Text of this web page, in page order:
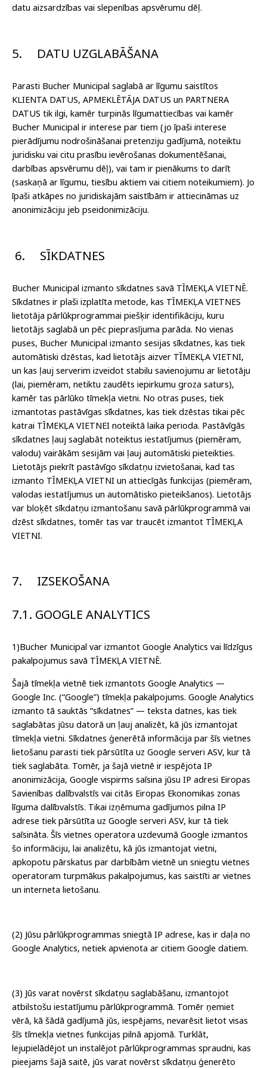
datu aizsardzības vai slepenības apsvērumu dēļ.
5. DATU UZGLABĀŠANA
Parasti Bucher Municipal saglabā ar līgumu saistītos
KLIENTA DATUS, APMEKLĒTĀJA DATUS un PARTNERA
DATUS tik ilgi, kamēr turpinās līgumattiecības vai kamēr
Bucher Municipal ir interese par tiem (jo īpaši interese
pierādījumu nodrošināšanai pretenziju gadījumā, noteiktu
juridisku vai citu prasību ievērošanas dokumentēšanai,
darbības apsvērumu dēļ), vai tam ir pienākums to darīt
(saskaņā ar līgumu, tiesību aktiem vai citiem noteikumiem). Jo
īpaši atkāpes no juridiskajām saistībām ir attiecināmas uz
anonimizāciju jeb pseidonimizāciju.
6. SĪKDATNES
Bucher Municipal izmanto sīkdatnes savā TĪMEKĻA VIETNĒ.
Sīkdatnes ir plaši izplatīta metode, kas TĪMEKĻA VIETNES
lietotāja pārlūkprogrammai piešķir identifikāciju, kuru
lietotājs saglabā un pēc pieprasījuma parāda. No vienas
puses, Bucher Municipal izmanto sesijas sīkdatnes, kas tiek
automātiski dzēstas, kad lietotājs aizver TĪMEKĻA VIETNI,
un kas ļauj serverim izveidot stabilu savienojumu ar lietotāju
(lai, piemēram, netiktu zaudēts iepirkumu groza saturs),
kamēr tas pārlūko tīmekļa vietni. No otras puses, tiek
izmantotas pastāvīgas sīkdatnes, kas tiek dzēstas tikai pēc
katrai TĪMEKĻA VIETNEI noteiktā laika perioda. Pastāvīgās
sīkdatnes ļauj saglabāt noteiktus iestatījumus (piemēram,
valodu) vairākām sesijām vai ļauj automātiski pieteikties.
Lietotājs piekrīt pastāvīgo sīkdatņu izvietošanai, kad tas
izmanto TĪMEKĻA VIETNI un attiecīgās funkcijas (piemēram,
valodas iestatījumus un automātisko pieteikšanos). Lietotājs
var bloķēt sīkdatņu izmantošanu savā pārlūkprogrammā vai
dzēst sīkdatnes, tomēr tas var traucēt izmantot TĪMEKĻA
VIETNI.
7. IZSEKOŠANA
7.1. GOOGLE ANALYTICS
1)Bucher Municipal var izmantot Google Analytics vai līdzīgus
pakalpojumus savā TĪMEKĻA VIETNĒ.
Šajā tīmekļa vietnē tiek izmantots Google Analytics —
Google Inc. (“Google”) tīmekļa pakalpojums. Google Analytics
izmanto tā sauktās “sīkdatnes” — teksta datnes, kas tiek
saglabātas jūsu datorā un ļauj analizēt, kā jūs izmantojat
tīmekļa vietni. Sīkdatnes ģenerētā informācija par šīs vietnes
lietošanu parasti tiek pārsūtīta uz Google serveri ASV, kur tā
tiek saglabāta. Tomēr, ja šajā vietnē ir iespējota IP
anonimizācija, Google vispirms saīsina jūsu IP adresi Eiropas
Savienības dalībvalstīs vai citās Eiropas Ekonomikas zonas
līguma dalībvalstīs. Tikai izņēmuma gadījumos pilna IP
adrese tiek pārsūtīta uz Google serveri ASV, kur tā tiek
saīsināta. Šīs vietnes operatora uzdevumā Google izmantos
šo informāciju, lai analizētu, kā jūs izmantojat vietni,
apkopotu pārskatus par darbībām vietnē un sniegtu vietnes
operatoram turpmākus pakalpojumus, kas saistīti ar vietnes
un interneta lietošanu.
(2) Jūsu pārlūkprogrammas sniegtā IP adrese, kas ir daļa no
Google Analytics, netiek apvienota ar citiem Google datiem.
(3) Jūs varat novērst sīkdatņu saglabāšanu, izmantojot
atbilstošu iestatījumu pārlūkprogrammā. Tomēr ņemiet
vērā, kā šādā gadījumā jūs, iespējams, nevarēsit lietot visas
šīs tīmekļa vietnes funkcijas pilnā apjomā. Turklāt,
lejupielādējot un instalējot pārlūkprogrammas spraudni, kas
pieejams šajā saitē, jūs varat novērst sīkdatņu ģenerēto